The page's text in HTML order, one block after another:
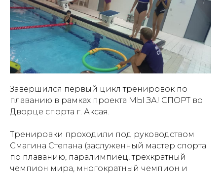
Завершился первый цикл тренировок по
плаванию в рамках проекта МЫ ЗА! СПОРТ во
Дворце спорта г. Аксая.
Тренировки проходили под руководством
Смагина Степана (заслуженный мастер спорта
по плаванию, паралимпиец, трехкратный
чемпион мира, многократный чемпион и